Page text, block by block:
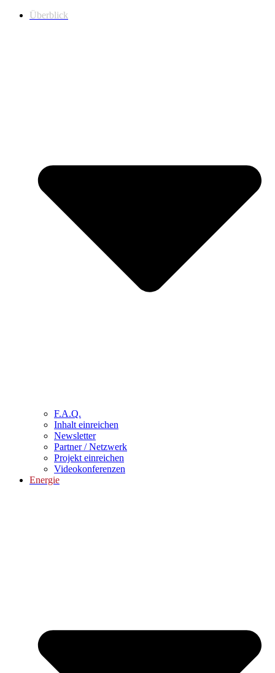
Überblick
F.A.Q.
Inhalt einreichen
Newsletter
Partner / Netzwerk
Projekt einreichen
Videokonferenzen
Energie